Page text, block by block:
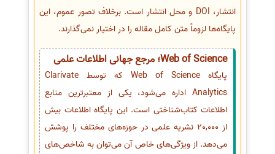
انتشار، DOI و محل انتشار است. برخلاف تصور عموم، این
پایگاه‌ها لزوماً متن کامل مقاله را در اختیار نمی‌گذارند.
Web of Science؛ مرجع جهانی اطلاعات علمی
پایگاه Web of Science که توسط Clarivate
Analytics اداره می‌شود، یکی از معتبرترین منابع
اطلاعات کتاب‌شناختی است. این پایگاه اطلاعات بیش
از 20,000 نشریه علمی در حوزه‌های مختلف را پوشش
می‌دهد. از ویژگی‌های خاص آن می‌توان به شاخص‌های